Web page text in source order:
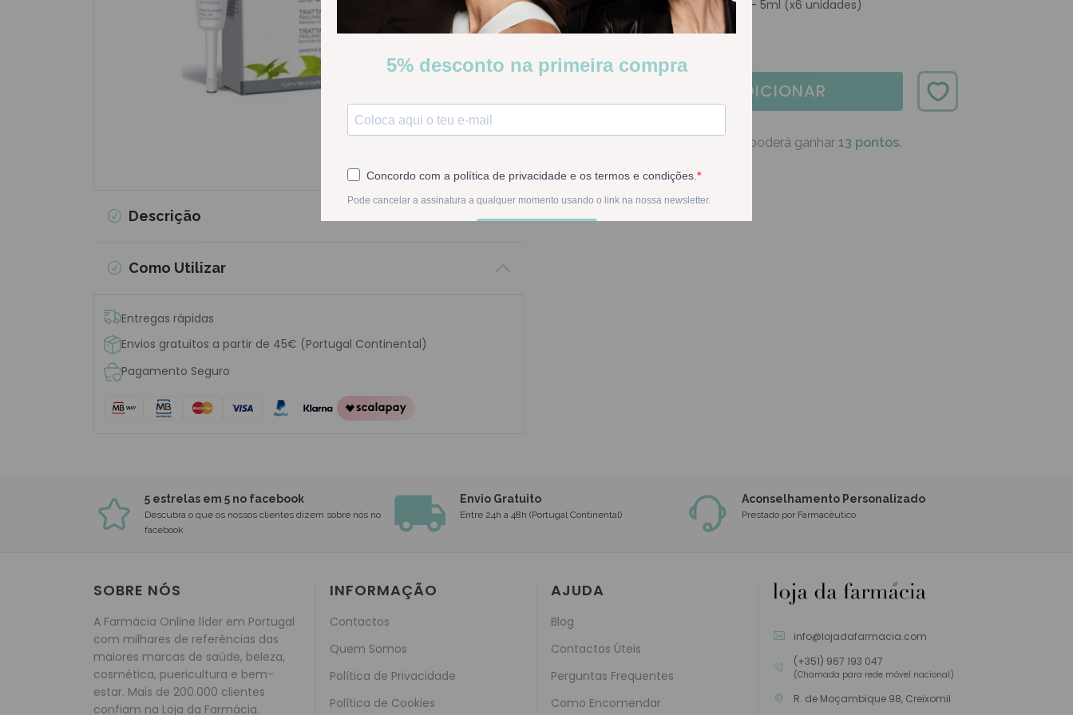
Descrição
Como Utilizar
Entregas rápidas
Envios gratuitos a partir de 45€ (Portugal Continental)
Pagamento Seguro
Bioclin Peeling Caspa Monodoses - 5ml (x6 unidades)
ADICIONAR
Na compra deste produto poderá ganhar 13 pontos.
5 estrelas em 5 no facebook
Descubra o que os nossos clientes dizem sobre nós no
facebook
Envio Gratuito
Entre 24h a 48h (Portugal Continental)
Aconselhamento Personalizado
Prestado por Farmacêutico
SOBRE NÓS
A Farmácia Online líder em Portugal
com milhares de referências das
maiores marcas de saúde, beleza,
cosmética, puericultura e bem-
estar. Mais de 200.000 clientes
confiam na Loja da Farmácia.
INFORMAÇÃO
Contactos
Quem Somos
Política de Privacidade
Política de Cookies
AJUDA
Blog
Contactos Úteis
Perguntas Frequentes
Como Encomendar
info@lojadafarmacia.com
(+351) 967 193 047
(Chamada para rede móvel nacional)
R. de Moçambique 98, Creixomil